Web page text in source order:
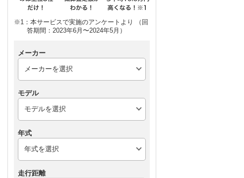
※1：本サービスで実施のアンケートより （回
答期間：2023年6月〜2024年5月）
メーカー
モデル
年式
走行距離